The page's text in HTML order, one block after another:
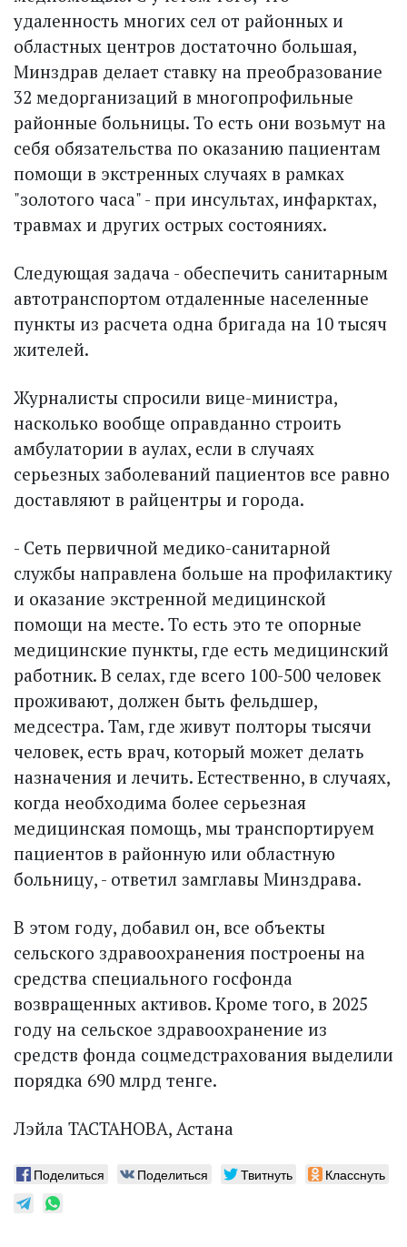
удаленность многих сел от районных и
областных центров достаточно большая,
Минздрав делает ставку на преобразование
32 медорганизаций в многопрофильные
районные больницы. То есть они возьмут на
себя обязательства по оказанию пациентам
помощи в экстренных случаях в рамках
"золотого часа" - при инсультах, инфарктах,
травмах и других острых состояниях.
Следующая задача - обеспечить санитарным
автотранспортом отдаленные населенные
пункты из расчета одна бригада на 10 тысяч
жителей.
Журналисты спросили вице-министра,
насколько вообще оправданно строить
амбулатории в аулах, если в случаях
серьезных заболеваний пациентов все равно
доставляют в райцентры и города.
- Сеть первичной медико-санитарной
службы направлена больше на профилактику
и оказание экстренной медицинской
помощи на месте. То есть это те опорные
медицинские пункты, где есть медицинский
работник. В селах, где всего 100-500 человек
проживают, должен быть фельдшер,
медсестра. Там, где живут полторы тысячи
человек, есть врач, который может делать
назначения и лечить. Естественно, в случаях,
когда необходима более серьезная
медицинская помощь, мы транспортируем
пациентов в районную или областную
больницу, - ответил замглавы Минздрава.
В этом году, добавил он, все объекты
сельского здравоохранения построены на
средства специального госфонда
возвращенных активов. Кроме того, в 2025
году на сельское здравоохранение из
средств фонда соцмедстрахования выделили
порядка 690 млрд тенге.
Лэйла ТАСТАНОВА, Астана
Поделиться Поделиться Твитнуть Класснуть